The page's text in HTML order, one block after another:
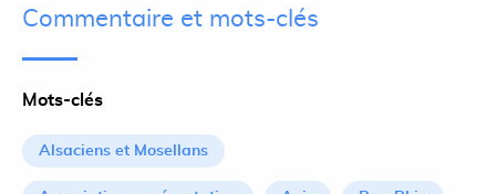
Commentaire et mots-clés
Mots-clés
Alsaciens et Mosellans